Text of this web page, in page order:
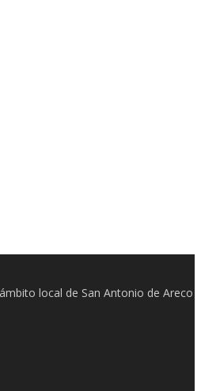
local de San Antonio de Areco